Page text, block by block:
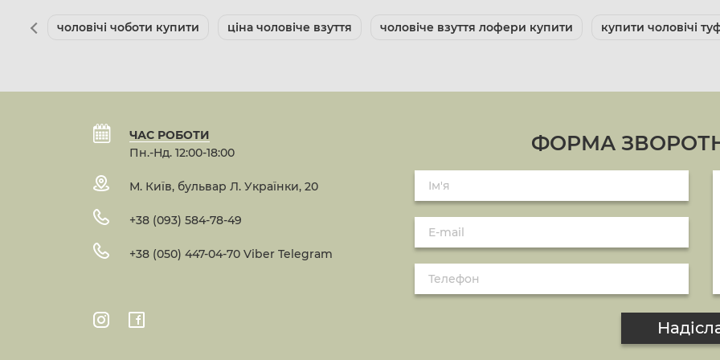
чоловічі чоботи купити ціна чоловіче взуття чоловіче взуття лофери купити купити чоловічі
ЧАС РОБОТИ
Пн.-Нд. 12:00-18:00
М. Київ, бульвар Л. Українки, 20
+38 (093) 584-78-49
+38 (050) 447-04-70 Viber Telegram
ФОРМА